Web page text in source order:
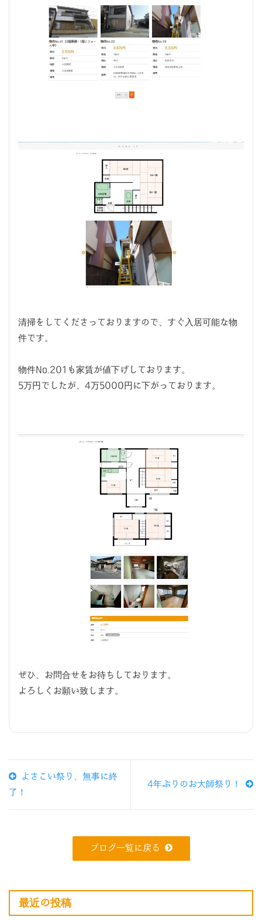
清掃をしてくださっておりますので、すぐ入居可能な物
件です。
物件No.201も家賃が値下げしております。
5万円でしたが、4万5000円に下がっております。
ぜひ、お問合せをお待ちしております。
よろしくお願い致します。
よさこい祭り、無事に終
了！
4年ぶりのお大師祭り！
ブログ一覧に戻る
最近の投稿